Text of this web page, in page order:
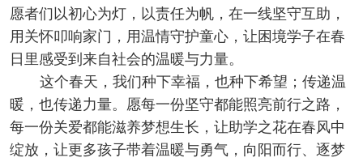
愿者们以初心为灯，以责任为帆，在一线坚守互助，
用关怀叩响家门，用温情守护童心，让困境学子在春
日里感受到来自社会的温暖与力量。
这个春天，我们种下幸福，也种下希望；传递温
暖，也传递力量。愿每一份坚守都能照亮前行之路，
每一份关爱都能滋养梦想生长，让助学之花在春风中
绽放，让更多孩子带着温暖与勇气，向阳而行、逐梦